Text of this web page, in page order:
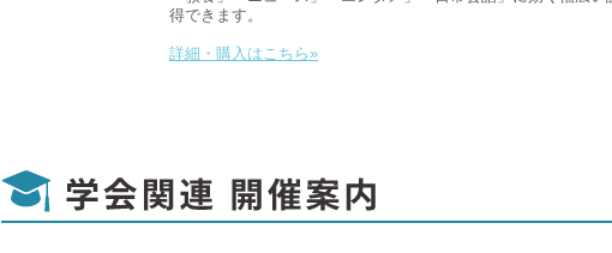
得できます。
詳細・購入はこちら»